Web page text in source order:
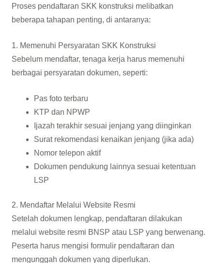
Proses pendaftaran SKK konstruksi melibatkan
beberapa tahapan penting, di antaranya:
1. Memenuhi Persyaratan SKK Konstruksi
Sebelum mendaftar, tenaga kerja harus memenuhi
berbagai persyaratan dokumen, seperti:
Pas foto terbaru
KTP dan NPWP
Ijazah terakhir sesuai jenjang yang diinginkan
Surat rekomendasi kenaikan jenjang (jika ada)
Nomor telepon aktif
Dokumen pendukung lainnya sesuai ketentuan
LSP
2. Mendaftar Melalui Website Resmi
Setelah dokumen lengkap, pendaftaran dilakukan
melalui website resmi BNSP atau LSP yang berwenang.
Peserta harus mengisi formulir pendaftaran dan
mengunggah dokumen yang diperlukan.